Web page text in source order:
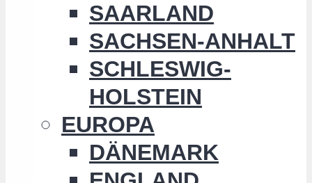
SAARLAND
SACHSEN-ANHALT
SCHLESWIG-
HOLSTEIN
EUROPA
DÄNEMARK